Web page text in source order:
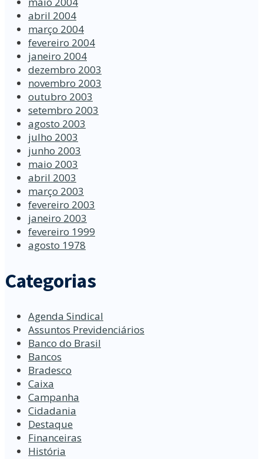
abril 2004
março 2004
fevereiro 2004
janeiro 2004
dezembro 2003
novembro 2003
outubro 2003
setembro 2003
agosto 2003
julho 2003
junho 2003
maio 2003
abril 2003
março 2003
fevereiro 2003
janeiro 2003
fevereiro 1999
agosto 1978
Categorias
Agenda Sindical
Assuntos Previdenciários
Banco do Brasil
Bancos
Bradesco
Caixa
Campanha
Cidadania
Destaque
Financeiras
História